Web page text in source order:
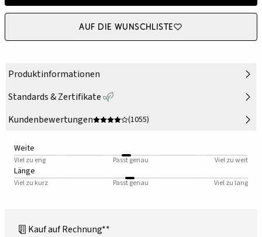
Auf die Wunschliste
Produktinformationen
Standards & Zertifikate
Kundenbewertungen
(1055)
Weite
Viel zu eng Passt genau Viel zu weit
Länge
Viel zu kurz Passt genau Viel zu lang
Kauf auf Rechnung**